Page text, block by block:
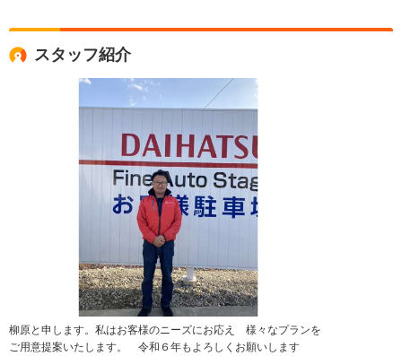
スタッフ紹介
柳原と申します。私はお客様のニーズにお応え 様々なプランを
ご用意提案いたします。 令和６年もよろしくお願いします